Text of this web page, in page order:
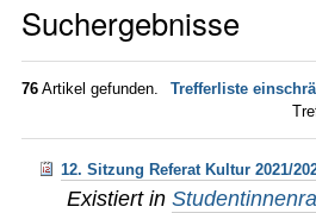
Suchergebnisse
76 Artikel gefunden.
Trefferliste
12. Sitzung Referat Kultur 2021/
Existiert in